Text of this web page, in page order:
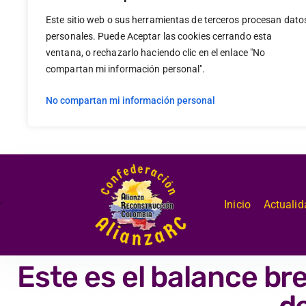
Este sitio web o sus herramientas de terceros procesan
personales. Puede Aceptar las cookies cerrando esta
ventana, o rechazarlo haciendo clic en el enlace "No
compartan mi información personal".
No compartan mi información personal
. Inicio
Este es el balance